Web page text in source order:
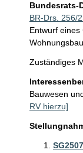
Bundesrats-
BR-Drs. 256/
Entwurf
Zuständiges
Bauwesen
RV hierzu]